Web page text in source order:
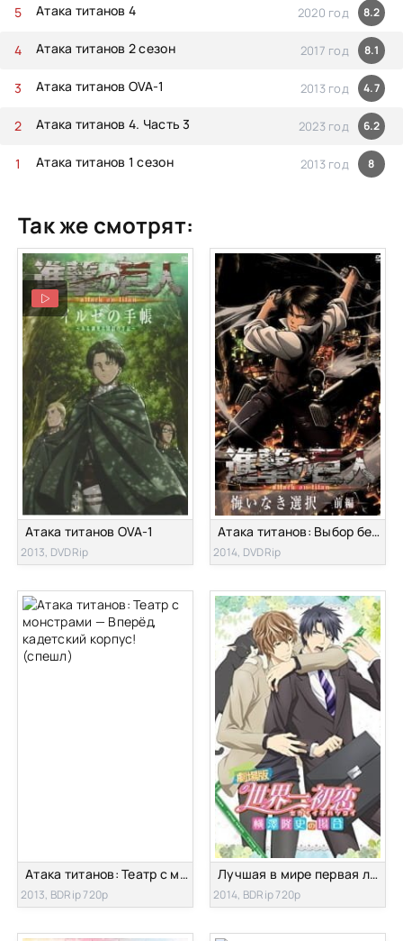
Атака титанов 1 сезон 2013 год 8
Атака титанов 4. Часть 3 2023 год 6.2
Атака титанов OVA-1 2013 год 4.7
Атака титанов 2 сезон 2017 год 8.1
Атака титанов 4 2020 год 8.2
Так же смотрят:
Атака титанов OVA-1
2013, DVDRip
Атака титанов: Выбор без сожалений OVA-2
2014, DVDRip
Атака титанов: Театр с монстрами — Вперёд, кадетский корпус! (спешл)
2013, BDRip 720p
Лучшая в мире первая любовь: Случай с Ёкодзавой Такафуми
2014, BDRip 720p